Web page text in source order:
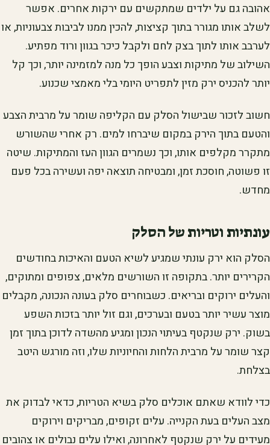
אהובה גם על ילדים שמתקשים עם ירקות אחרים. אפשר
לשלב אותו מגורר בתוך קציצות, להכין ממנו לביבות צבעוניות, או
לערבב אותו לתוך בצק לחם ולקבל כיכר בגוון ורוד מפתיע.
השילוב של מתיקות וצבע הופך כל מנה למזמינה יותר, וכך קל
יותר להכניס ירק מזין לתפריט היומי בלי מאמצי שכנוע.
חשוב לזכור שבישול הסלק עם הקליפה שומר על מרבית הצבע
והטעם בתוך הירק במקום שיברחו למים. רק אחרי שהשורש
מתקרר מקלפים אותו, וכך נשמרים הגוון העז והמתיקות. שיטה
זו פשוטה, חוסכת זמן, ומבטיחה תוצאה יפה ועשירה בכל פעם
מחדש.
עונתיות וטריות של הסלק
הסלק הוא ירק עונתי שמגיע לשיא הטעם והאיכות בחודשים
הקרירים יותר. בתקופה זו השורשים מלאים, צפופים ומתוקים,
והעלים ירוקים ובריאים. כשבוחרים סלק בעונה הנכונה, מקבלים
מוצר עשיר יותר בטעם ובערכים, וגם זול יותר בזכות השפע
בשוק. ירק שנקטף בעיתוי הנכון ומגיע מהשדה לדוכן בתוך זמן
קצר שומר על מרבית הלחות והחיוניות שלו, וזה מורגש היטב
בצלחת.
כדי לוודא שאתם אוכלים סלק בשיא הטריות, כדאי לבדוק את
מצב העלים בעת הקנייה. עלים זקופים, מבריקים וירוקים
מעידים על ירק שנקטף לאחרונה, ואילו עלים נבולים או צהובים